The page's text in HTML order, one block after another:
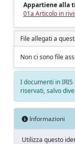
Appartiene alla
01a Articolo in
File allegati a
Non ci sono file
I documenti in
riservati, salvo
Informazioni
Utilizza questo